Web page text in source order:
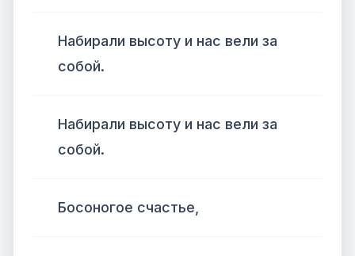
Набирали высоту и нас вели за
собой.
Набирали высоту и нас вели за
собой.
Босоногое счастье,